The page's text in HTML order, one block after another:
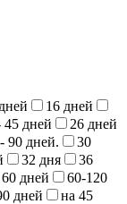
16 дней
45 дней
26 дней
90 дней.
30
32 дня
36
60 дней
60-120
дней
на 45